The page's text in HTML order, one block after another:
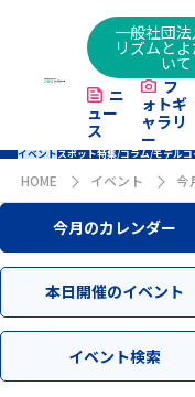
一般社団
リズムと
いて
ニ
ュー
ス
フ
ォトギ
ャラリ
ー
イベントスポット特集/コラム/モデルコ
HOME イベント 今
今月のカレンダー
本日開催のイベント
イベント検索